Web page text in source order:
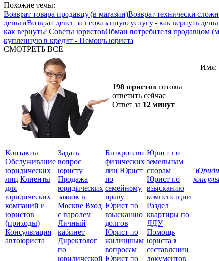
Похожие темы:
Возврат товара продавцу (в магазин)Возврат технически
деньгиВозврат денег за неоказанную услугу - как вернуть
как вернуть? Советы юристовОбман потребителя продавцом
купленную в кредит - Помощь юриста
СМОТРЕТЬ ВСЕ
198 юристов готовы
ответить сейчас
Ответ за 12 минут
Имя:
Контакты
Обслуживание
юридических
лиц Клиенты
для
юридических
компаний и
юристов
(приходы)
Консультация
автоюриста
Задать
вопрос
юристу
Продажа
юридических
заявок в
Москве Вход
с паролем
Личный
кабинет
Директолог
по
юридической
Банкротсво
физических
лиц Юрист
по
семейному
праву
Юрист по
взысканию
долгов
Юрист по
жилищным
вопросам
Юрист по
Юрист по
земельным
спорам
Юрист по
взысканию
компенсации
Раздел
квартиры по
ДДУ
Помощь
юриста в
составлении
документов